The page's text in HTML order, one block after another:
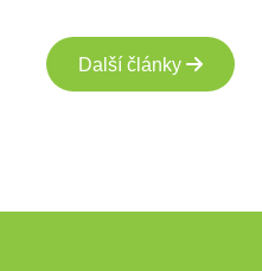
Další články